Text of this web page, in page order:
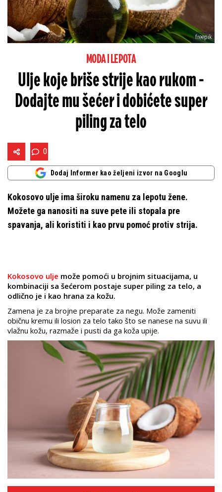
freepik
MODA I LEPOTA
Ulje koje briše strije kao rukom -
Dodajte mu šećer i dobićete super
piling za telo
0
Dodaj Informer kao željeni izvor na Googlu
Kokosovo ulje ima široku namenu za lepotu žene.
Možete ga nanositi na suve pete ili stopala pre
spavanja, ali koristiti i kao prvu pomoć protiv strija.
Kokosovo ulje može pomoći u brojnim situacijama, u
kombinaciji sa šećerom postaje super piling za telo, a
odlično je i kao hrana za kožu.
Zamena je za brojne preparate za negu. Može zameniti
običnu kremu ili losion za telo tako što se nanese na suvu ili
vlažnu kožu, razmaže i pusti da ga koža upije.